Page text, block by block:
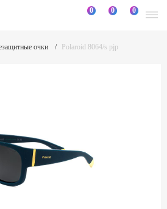
0 0 0
очки Polaroid 8064/s pjp